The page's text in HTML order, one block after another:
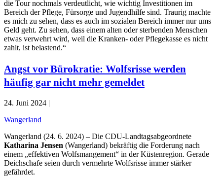
die Tour nochmals verdeutlicht, wie wichtig Investitionen im
Bereich der Pflege, Fürsorge und Jugendhilfe sind. Traurig machte
es mich zu sehen, dass es auch im sozialen Bereich immer nur ums
Geld geht. Zu sehen, dass einem alten oder sterbenden Menschen
etwas verwehrt wird, weil die Kranken- oder Pflegekasse es nicht
zahlt, ist belastend.“
Angst vor Bürokratie: Wolfsrisse werden
häufig gar nicht mehr gemeldet
24. Juni 2024 |
Wangerland
Wangerland (24. 6. 2024) – Die CDU-Landtagsabgeordnete
Katharina Jensen (Wangerland) bekräftig die Forderung nach
einem „effektiven Wolfsmangement“ in der Küstenregion. Gerade
Deichschafe seien durch vermehrte Wolfsrisse immer stärker
gefährdet.